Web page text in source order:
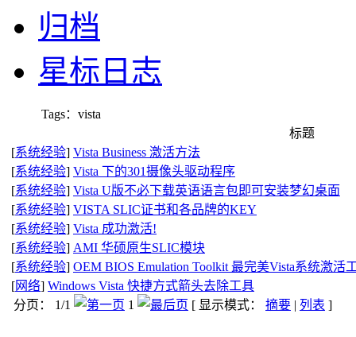
归档
星标日志
Tags：vista
标题
[系统经验] Vista Business 激活方法
[系统经验] Vista 下的301摄像头驱动程序
[系统经验] Vista U版不必下载英语语言包即可安装梦幻桌面
[系统经验] VISTA SLIC证书和各品牌的KEY
[系统经验] Vista 成功激活!
[系统经验] AMI 华硕原生SLIC模块
[系统经验] OEM BIOS Emulation Toolkit 最完美Vista系统激活
[网络] Windows Vista 快捷方式箭头去除工具
分页： 1/1
1 [ 显示模式： 摘要 | 列表 ]